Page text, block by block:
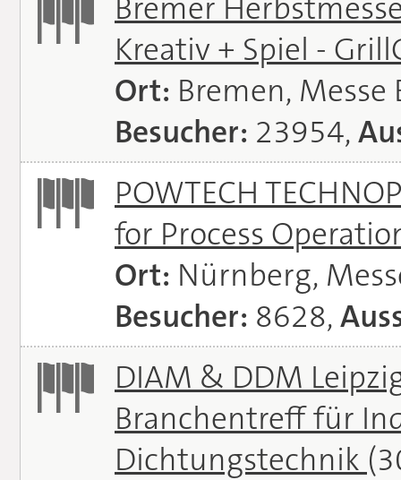
Kreativ + Spiel -
Ort: Bremen, Messe
Besucher: 23954,
POWTECH
for Process
Ort: Nürnberg,
Besucher: 8628,
DIAM & DDM
Branchentreff für
Dichtungstechnik